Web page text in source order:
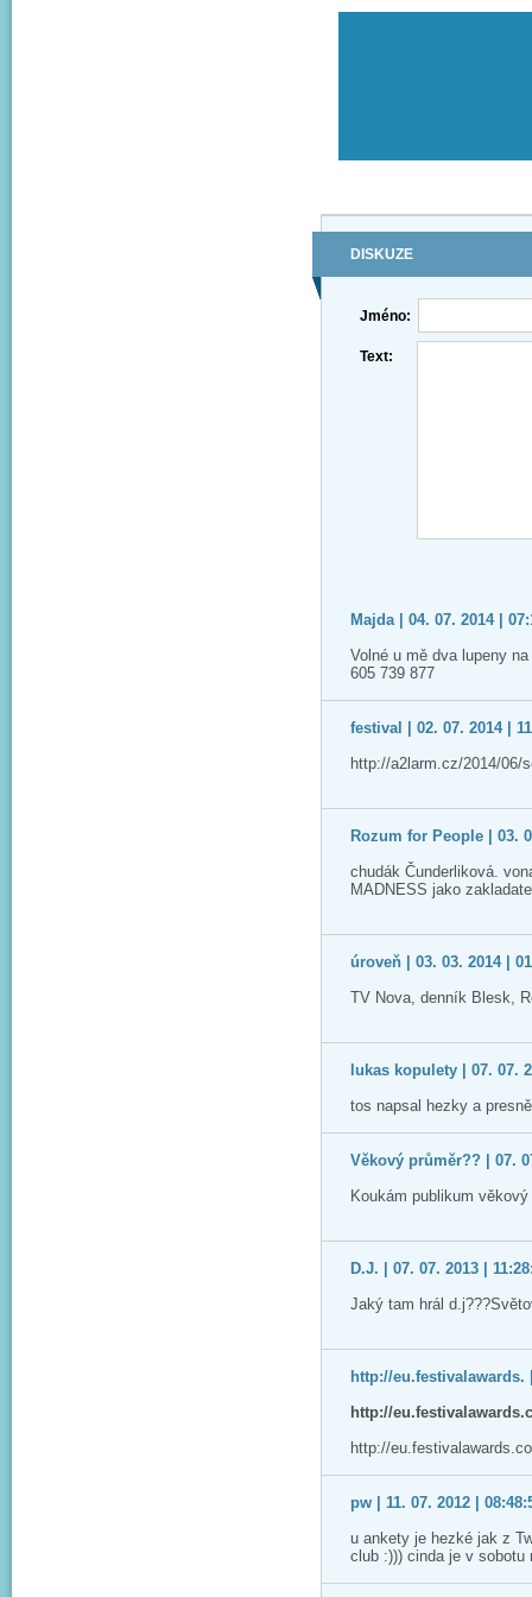
DISKUZE
Jméno:
Text:
Majda | 04. 07. 2014 |
Volné u mě dva lupeny
605 739 877
festival | 02. 07. 2014 |
http://a2larm.cz/2014/06/
Rozum for People | 03.
chudák Čunderliková.
MADNESS jako
úroveň | 03. 03. 2014 |
TV Nova, denník Blesk,
lukas kopulety | 07. 07.
tos napsal hezky a presně
Věkový průměr?? | 07.
Koukám publikum
D.J. | 07. 07. 2013 |
Jaký tam hrál
http://eu.festivalawards.
http://
http://
pw | 11. 07. 2012 |
u ankety je hezké jak z
club :))) cinda je v sobotu